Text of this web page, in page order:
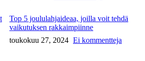
Top 5 joululahjaideaa, joilla voit tehdä
vaikutuksen rakkaimpiinne
toukokuu 27, 2024 Ei kommentteja